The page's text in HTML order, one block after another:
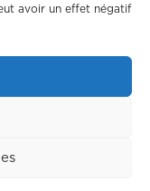
avoir un effet négatif
– Politique